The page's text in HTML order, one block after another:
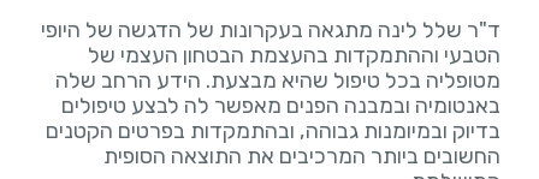
ד"ר שלל לינה מתגאה בעקרונות של הדגשה של היופי
הטבעי וההתמקדות בהעצמת הבטחון העצמי של
מטופליה בכל טיפול שהיא מבצעת. הידע הרחב שלה
באנטומיה ובמבנה הפנים מאפשר לה לבצע טיפולים
בדיוק ובמיומנות גבוהה, ובהתמקדות בפרטים הקטנים
החשובים ביותר המרכיבים את התוצאה הסופית